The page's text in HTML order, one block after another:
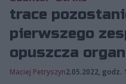
trace
pierwszego
opuszcza
Maciej Petryszyn2.05.2022, godz.